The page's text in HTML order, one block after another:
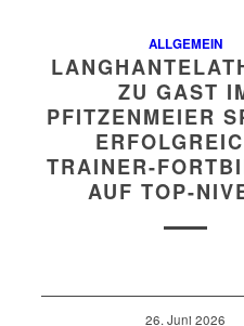
ALLGEMEIN
ZU GAST
PFITZENMEIER
TRAINER-
AUF TOP-
26. Juni 2026